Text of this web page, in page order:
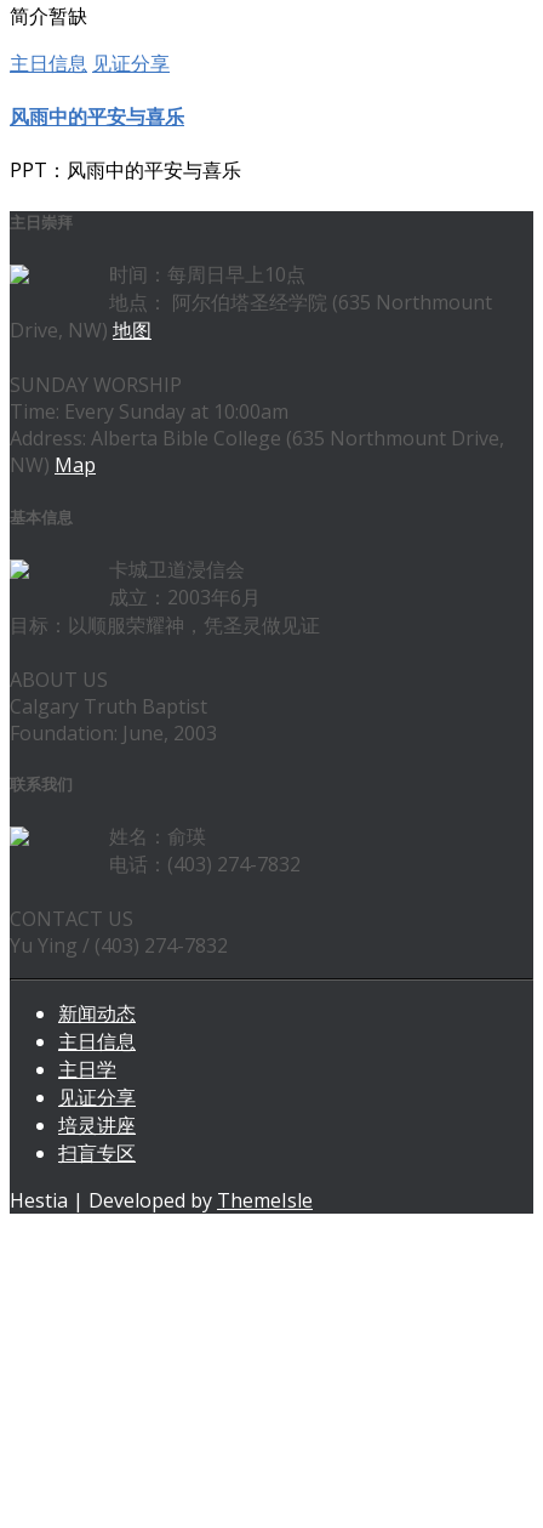
简介暂缺
主日信息 见证分享
风雨中的平安与喜乐
PPT：风雨中的平安与喜乐
主日崇拜
时间：每周日早上10点
地点： 阿尔伯塔圣经学院 (635 Northmount
Drive, NW) 地图
SUNDAY WORSHIP
Time: Every Sunday at 10:00am
Address: Alberta Bible College (635 Northmount Drive,
NW) Map
基本信息
卡城卫道浸信会
成立：2003年6月
目标：以顺服荣耀神，凭圣灵做见证
ABOUT US
Calgary Truth Baptist
Foundation: June, 2003
联系我们
姓名：俞瑛
电话：(403) 274-7832
CONTACT US
Yu Ying / (403) 274-7832
新闻动态
主日信息
主日学
见证分享
培灵讲座
扫盲专区
Hestia | Developed by ThemeIsle